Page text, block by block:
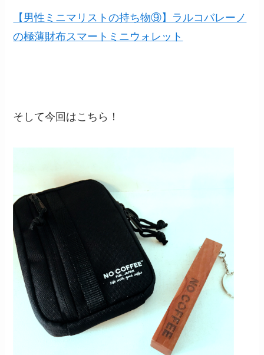
【男性ミニマリストの持ち物⑨】ラルコバレーノ
の極薄財布スマートミニウォレット
そして今回はこちら！